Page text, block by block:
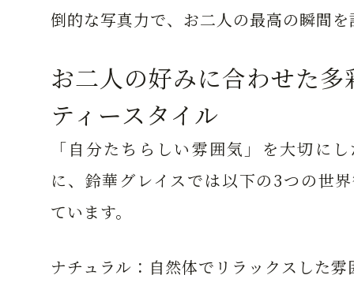
倒的な写真力で、お二人の最高の瞬間
お二人の好みに合わせた多
ティースタイル
「自分たちらしい雰囲気」を大切に
に、鈴華グレイスでは以下の3つの世
ています。
ナチュラル ：自然体でリラックスした